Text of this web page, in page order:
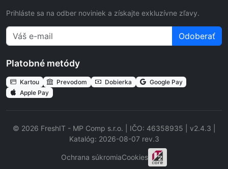
Prihláste sa na odber noviniek a získajte exkluzívne zľavy.
Odoberať
Platobné metódy
Kartou Prevodom Dobierka
Google Pay
Apple Pay
© 2026 FreshIT - MP Comp s.r.o. | IČO: 46358935 | v2.4.3 |
Katalóg: 2026-08-07 rev.3
Ochrana súkromiaCookies